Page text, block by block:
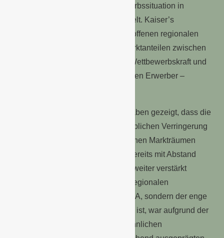
wurde auch die konkrete Wettbewerbssituation in
Stadtbezirken und Ortsteilen ermittelt. Kaiser’s
Tengelmann ist danach in den betroffenen regionalen
Markträumen fast durchweg mit Marktanteilen zwischen
10 und knapp 30 % eine wichtige Wettbewerbskraft und
verfügt über ein – für den potenziellen Erwerber –
Die umfangreichen Ermittlungen haben gezeigt, dass die
geplante Übernahme zu einer erheblichen Verringerung
des Wettbewerbsdrucks in zahlreichen Markträumen
führen würde. Teilweise wäre die bereits mit Abstand
führende Marktposition von Edeka weiter verstärkt
worden. Aber auch in lokalen und regionalen
Markträumen, in denen nicht EDEKA, sondern der enge
Wettbewerber REWE marktführend ist, war aufgrund der
aus Sicht des Verbrauchers sehr ähnlichen